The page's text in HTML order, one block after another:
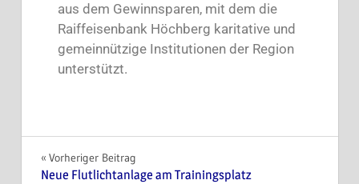
aus dem Gewinnsparen, mit dem die
Raiffeisenbank Höchberg karitative und
gemeinnützige Institutionen der Region
unterstützt.
Vorheriger Beitrag
Neue Flutlichtanlage am Trainingsplatz